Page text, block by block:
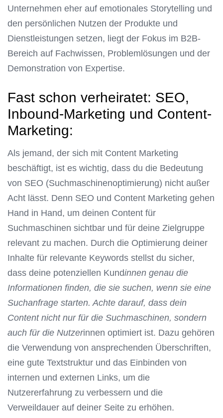
Unternehmen eher auf emotionales Storytelling und
den persönlichen Nutzen der Produkte und
Dienstleistungen setzen, liegt der Fokus im B2B-
Bereich auf Fachwissen, Problemlösungen und der
Demonstration von Expertise.
Fast schon verheiratet: SEO,
Inbound-Marketing und Content-
Marketing:
Als jemand, der sich mit Content Marketing
beschäftigt, ist es wichtig, dass du die Bedeutung
von SEO (Suchmaschinenoptimierung) nicht außer
Acht lässt. Denn SEO und Content Marketing gehen
Hand in Hand, um deinen Content für
Suchmaschinen sichtbar und für deine Zielgruppe
relevant zu machen. Durch die Optimierung deiner
Inhalte für relevante Keywords stellst du sicher,
dass deine potenziellen Kundinnen genau die
Informationen finden, die sie suchen, wenn sie eine
Suchanfrage starten. Achte darauf, dass dein
Content nicht nur für die Suchmaschinen, sondern
auch für die Nutzerinnen optimiert ist. Dazu gehören
die Verwendung von ansprechenden Überschriften,
eine gute Textstruktur und das Einbinden von
internen und externen Links, um die
Nutzererfahrung zu verbessern und die
Verweildauer auf deiner Seite zu erhöhen.